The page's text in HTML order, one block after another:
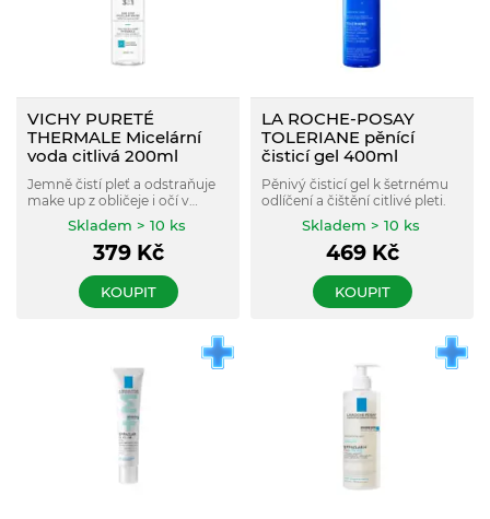
VICHY PURETÉ
THERMALE Micelární
voda citlivá 200ml
Jemně čistí pleť a odstraňuje
make up z obličeje i očí v
jednom kroku. Je určena pro
citlivou pleť a oči, nevysušuje a
zanechává pleť jemnou a
Skladem > 10 ks
379Kč
KOUPIT
LA ROCHE-POSAY
TOLERIANE pěnící
čisticí gel 400ml
Pěnivý čisticí gel k šetrnému
odlíčení a čištění citlivé pleti.
Skladem > 10 ks
469Kč
KOUPIT